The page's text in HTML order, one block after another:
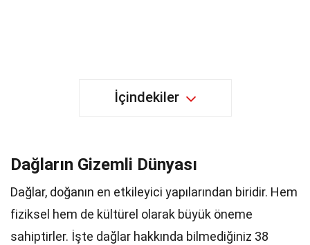
İçindekiler
Dağların Gizemli Dünyası
Dağlar, doğanın en etkileyici yapılarından biridir. Hem
fiziksel hem de kültürel olarak büyük öneme
sahiptirler. İşte dağlar hakkında bilmediğiniz 38